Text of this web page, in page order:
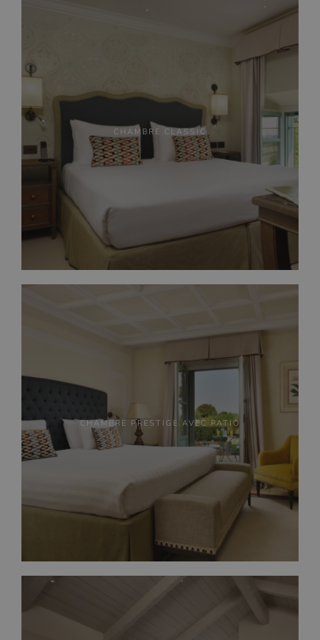
CHAMBRE CLASSIC
CHAMBRE PRESTIGE AVEC PATIO